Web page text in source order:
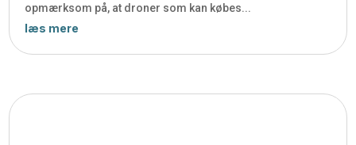
opmærksom på, at droner som kan købes...
læs mere